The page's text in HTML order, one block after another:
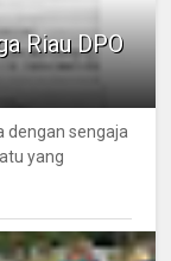
Riau DPO
dengan sengaja
yang